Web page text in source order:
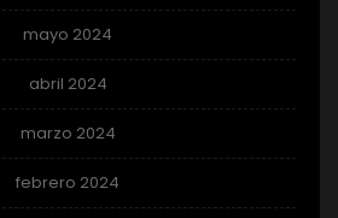
mayo 2024
abril 2024
marzo 2024
febrero 2024